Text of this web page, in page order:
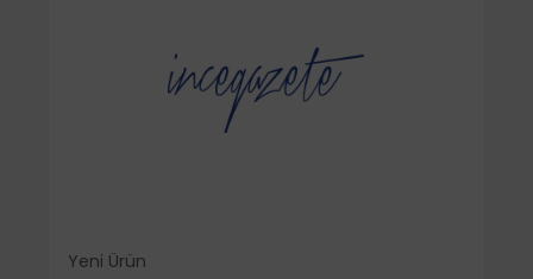
Yeni Ürün